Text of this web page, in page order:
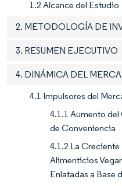
1.2 Alcance del Estudio
2. METODOLOGÍA DE
3. RESUMEN EJECUTIVO
4. DINÁMICA DEL
4.1 Impulsores del
4.1.1 Aumento
de Conveniencia
4.1.2 La
Alimenticios
Enlatadas a Base